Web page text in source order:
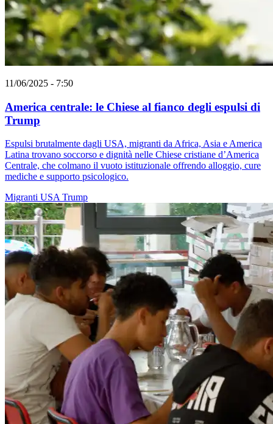
11/06/2025 - 7:50
America centrale: le Chiese al fianco degli espulsi di
Trump
Espulsi brutalmente dagli USA, migranti da Africa, Asia e America
Latina trovano soccorso e dignità nelle Chiese cristiane d’America
Centrale, che colmano il vuoto istituzionale offrendo alloggio, cure
mediche e supporto psicologico.
Migranti USATrump